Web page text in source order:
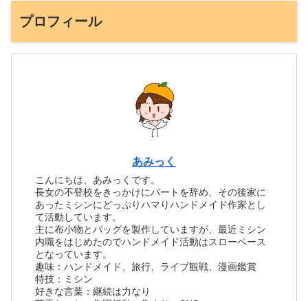
プロフィール
あみっく
こんにちは、あみっくです。
長女の不登校をきっかけにパートを辞め、その後家に
あったミシンにどっぷりハマりハンドメイド作家とし
て活動しています。
主に布小物とバッグを製作していますが、最近ミシン
内職をはじめたのでハンドメイド活動はスローペース
となっています。
趣味：ハンドメイド、旅行、ライブ観戦、漫画鑑賞
特技：ミシン
好きな言葉：継続は力なり